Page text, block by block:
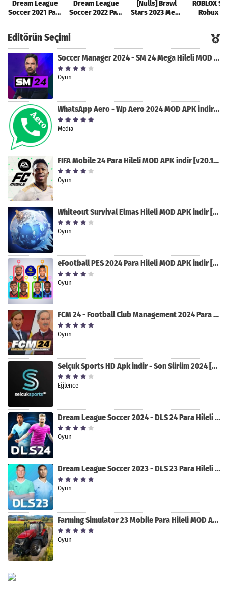
Dream League
Soccer 2021 Para
[v8.31]
Dream League
Soccer 2022 Para
[Nulls] Brawl
Stars 2023 Mega
ROBLOX
Robux
Editörün Seçimi
Soccer Manager 2024 - SM 24 Mega Hileli MOD APK indir [v3.0.0]
Oyun
WhatsApp Aero - Wp Aero 2024 MOD APK indir [v10.0.2]
Media
FIFA Mobile 24 Para Hileli MOD APK indir [v20.1.02]
Oyun
Whiteout Survival Elmas Hileli MOD APK indir [v1.13.1]
Oyun
eFootball PES 2024 Para Hileli MOD APK indir [v8.2.0]
Oyun
FCM 24 - Football Club Management 2024 Para Hileli MOD APK indir [v1.0.4]
Oyun
Selçuk Sports HD Apk indir - Son Sürüm 2024 [2.0.1.9]
Eğlence
Dream League Soccer 2024 - DLS 24 Para Hileli MOD APK indir [v11.050]
Oyun
Dream League Soccer 2023 - DLS 23 Para Hileli MOD APK [v11.020]
Oyun
Farming Simulator 23 Mobile Para Hileli MOD APK indir [v0.0.0.8]
Oyun